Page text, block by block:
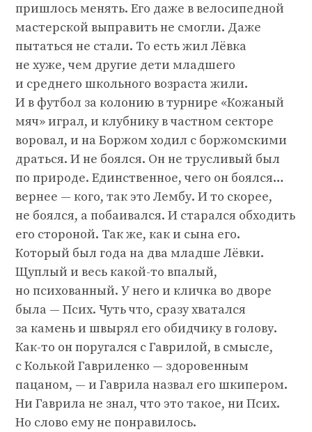
пришлось менять. Его даже в велосипедной
мастерской выправить не смогли. Даже
пытаться не стали. То есть жил Лёвка
не хуже, чем другие дети младшего
и среднего школьного возраста жили.
И в футбол за колонию в турнире «Кожаный
мяч» играл, и клубнику в частном секторе
воровал, и на Боржом ходил с боржомскими
драться. И не боялся. Он не трусливый был
по природе. Единственное, чего он боялся…
вернее — кого, так это Лембу. И то скорее,
не боялся, а побаивался. И старался обходить
его стороной. Так же, как и сына его.
Который был года на два младше Лёвки.
Щуплый и весь какой-то впалый,
но психованный. У него и кличка во дворе
была — Псих. Чуть что, сразу хватался
за камень и швырял его обидчику в голову.
Как-то он поругался с Гаврилой, в смысле,
с Колькой Гавриленко — здоровенным
пацаном, — и Гаврила назвал его шкипером.
Ни Гаврила не знал, что это такое, ни Псих.
Но слово ему не понравилось.